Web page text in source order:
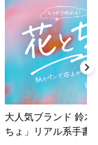
大人気ブランド 鈴木
ちょ」リアル系手書